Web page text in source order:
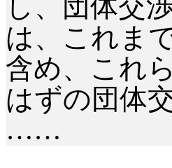
し、団体交
は、これま
含め、これ
はずの団体
……